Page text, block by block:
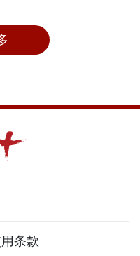
条款